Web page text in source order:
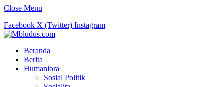
Close Menu
Facebook X (Twitter) Instagram
Beranda
Berita
Humaniora
Sosial Politik